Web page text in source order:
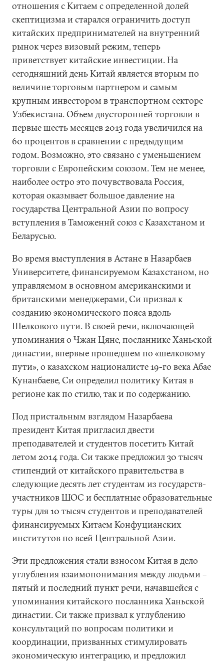
отношения с Китаем с определенной долей
скептицизма и старался ограничить доступ
китайских предпринимателей на внутренний
рынок через визовый режим, теперь
приветствует китайские инвестиции. На
сегодняшний день Китай является вторым по
величине торговым партнером и самым
крупным инвестором в транспортном секторе
Узбекистана. Объем двусторонней торговли в
первые шесть месяцев 2013 года увеличился на
60 процентов в сравнении с предыдущим
годом. Возможно, это связано с уменьшением
торговли с Европейским союзом. Тем не менее,
наиболее остро это почувствовала Россия,
которая оказывает большое давление на
государства Центральной Азии по вопросу
вступления в Таможеннй союз с Казахстаном и
Беларусью.
Во время выступления в Астане в Назарбаев
Университете, финансируемом Казахстаном, но
управляемом в основном американскими и
британскими менеджерами, Си призвал к
созданию экономического пояса вдоль
Шелкового пути. В своей речи, включающей
упоминания о Чжан Цяне, посланнике Ханьской
династии, впервые прошедшем по «шелковому
пути», о казахском националисте 19-го века Абае
Кунанбаеве, Си определил политику Китая в
регионе как по стилю, так и по содержанию.
Под пристальным взглядом Назарбаева
президент Китая пригласил двести
преподавателей и студентов посетить Китай
летом 2014 года. Си также предложил 30 тысяч
стипендий от китайского правительства в
следующие десять лет студентам из государств-
участников ШОС и бесплатные образовательные
туры для 10 тысяч студентов и преподавателей
финансируемых Китаем Конфуцианских
институтов по всей Центральной Азии.
Эти предложения стали взносом Китая в дело
углубления взаимопонимания между людьми –
пятый и последний пункт речи, начавшейся с
упоминания китайского посланника Ханьской
династии. Си также призвал к углублению
консультаций по вопросам политики и
координации, призванных стимулировать
экономическую интеграцию, и предложил